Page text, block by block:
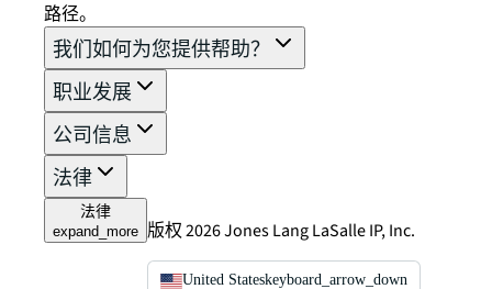
路径。
我们如何为您提供帮助？
职业发展
公司信息
法律
法律
expand_more 版权 2026 Jones Lang LaSalle IP, Inc.
United Stateskeyboard_arrow_down